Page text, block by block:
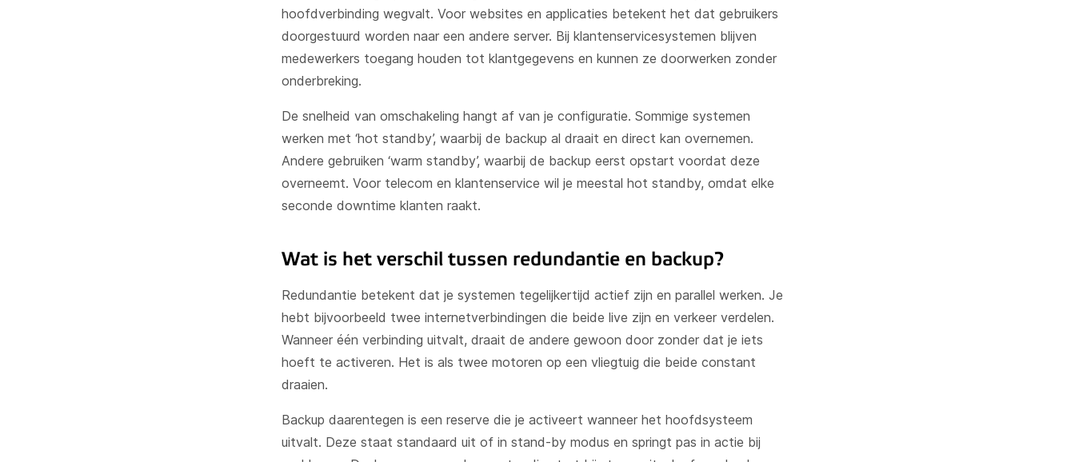
hoofdverbinding wegvalt. Voor websites en applicaties betekent het dat gebruikers
doorgestuurd worden naar een andere server. Bij klantenservicesystemen blijven
medewerkers toegang houden tot klantgegevens en kunnen ze doorwerken zonder
onderbreking.
De snelheid van omschakeling hangt af van je configuratie. Sommige systemen
werken met ‘hot standby’, waarbij de backup al draait en direct kan overnemen.
Andere gebruiken ‘warm standby’, waarbij de backup eerst opstart voordat deze
overneemt. Voor telecom en klantenservice wil je meestal hot standby, omdat elke
seconde downtime klanten raakt.
Wat is het verschil tussen redundantie en backup?
Redundantie betekent dat je systemen tegelijkertijd actief zijn en parallel werken. Je
hebt bijvoorbeeld twee internetverbindingen die beide live zijn en verkeer verdelen.
Wanneer één verbinding uitvalt, draait de andere gewoon door zonder dat je iets
hoeft te activeren. Het is als twee motoren op een vliegtuig die beide constant
draaien.
Backup daarentegen is een reserve die je activeert wanneer het hoofdsysteem
uitvalt. Deze staat standaard uit of in stand-by modus en springt pas in actie bij